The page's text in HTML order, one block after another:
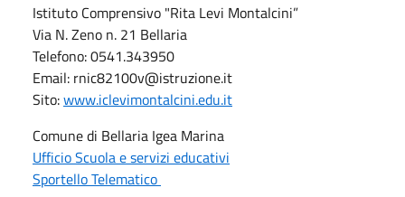
Istituto Comprensivo "Rita Levi Montalcini”
Via N. Zeno n. 21 Bellaria
Telefono: 0541.343950
Email: rnic82100v@istruzione.it
Sito:www.iclevimontalcini.edu.it
Comune di Bellaria Igea Marina
Ufficio Scuola e servizi educativi
Sportello Telematico